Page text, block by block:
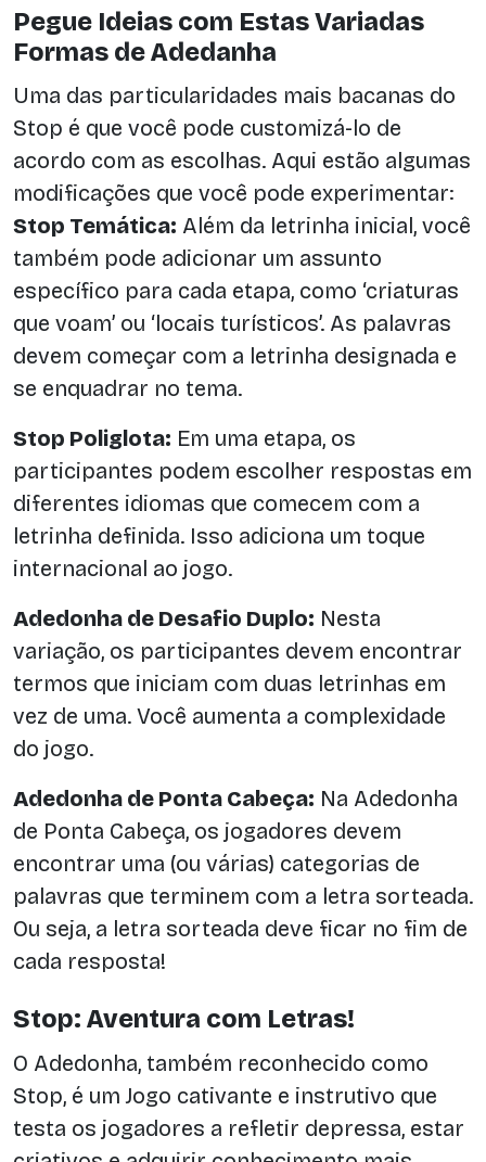
Pegue Ideias com Estas Variadas
Formas de Adedanha
Uma das particularidades mais bacanas do
Stop é que você pode customizá-lo de
acordo com as escolhas. Aqui estão algumas
modificações que você pode experimentar:
Stop Temática: Além da letrinha inicial, você
também pode adicionar um assunto
específico para cada etapa, como ‘criaturas
que voam’ ou ‘locais turísticos’. As palavras
devem começar com a letrinha designada e
se enquadrar no tema.
Stop Poliglota: Em uma etapa, os
participantes podem escolher respostas em
diferentes idiomas que comecem com a
letrinha definida. Isso adiciona um toque
internacional ao jogo.
Adedonha de Desafio Duplo: Nesta
variação, os participantes devem encontrar
termos que iniciam com duas letrinhas em
vez de uma. Você aumenta a complexidade
do jogo.
Adedonha de Ponta Cabeça: Na Adedonha
de Ponta Cabeça, os jogadores devem
encontrar uma (ou várias) categorias de
palavras que terminem com a letra sorteada.
Ou seja, a letra sorteada deve ficar no fim de
cada resposta!
Stop: Aventura com Letras!
O Adedonha, também reconhecido como
Stop, é um Jogo cativante e instrutivo que
testa os jogadores a refletir depressa, estar